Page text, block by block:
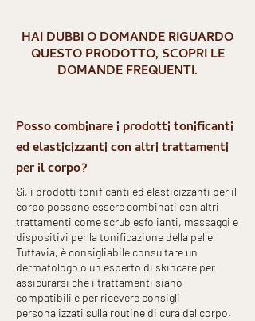
HAI DUBBI O DOMANDE RIGUARDO
QUESTO PRODOTTO, SCOPRI LE
DOMANDE FREQUENTI.
Posso combinare i prodotti tonificanti
ed elasticizzanti con altri trattamenti
per il corpo?
Sì, i prodotti tonificanti ed elasticizzanti per il
corpo possono essere combinati con altri
trattamenti come scrub esfolianti, massaggi e
dispositivi per la tonificazione della pelle.
Tuttavia, è consigliabile consultare un
dermatologo o un esperto di skincare per
assicurarsi che i trattamenti siano
compatibili e per ricevere consigli
personalizzati sulla routine di cura del corpo.